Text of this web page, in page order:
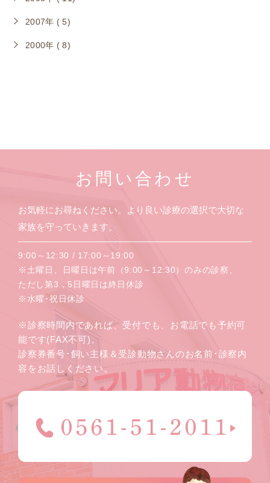
2007年 ( 5)
2000年 ( 8)
お問い合わせ
お気軽にお尋ねください。より良い診療の選択で大切な
家族を守っていきます。
9:00～12:30 / 17:00～19:00
※土曜日、日曜日は午前（9:00～12:30）のみの診察、
ただし第3，5日曜日は終日休診
※水曜･祝日休診
※診察時間内であれば、受付でも、お電話でも予約可
能です(FAX不可)。
診察券番号･飼い主様＆受診動物さんのお名前･診察内
容をお話しください。